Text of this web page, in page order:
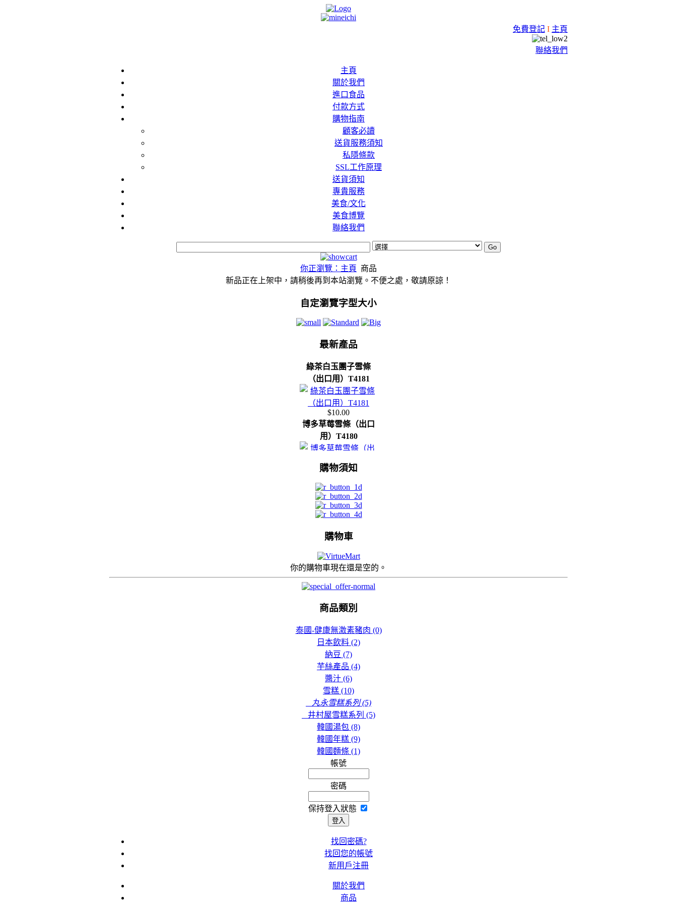
免費登記 I 主頁
聯絡我們
主頁
關於我們
進口食品
付款方式
購物指南
顧客必讀
送貨服務須知
私隱條款
SSL工作原理
送貨須知
專貴服務
美食/文化
美食博覽
聯絡我們
你正瀏覽：主頁
商品
新品正在上架中，請稍後再到本站瀏覽。不便之處，敬請原諒！
自定瀏覽字型大小
最新產品
綠茶白玉團子雪條
（出口用）T4181
$10.00
博多草莓雪條（出口
用）T4180
$10.00
白熊雜果紅豆雪條
（出口用） T4179
井村屋 宇治綠茶紅豆
夾心餅 T3584
$20.00
呢拿夾心餅 T3583
$20.00
香辣魚子湯 (400g)
KCF042
$31.00
香辣明太鱈魚湯
(400g) KCF041
$31.00
韓國醬油牛肉
KCF017
蜆肉大醬湯 (350g)
KCF008
$21.00
香辣鱈魚湯 (400g)
KCF004
$31.00
購物須知
購物車
你的購物車現在還是空的。
商品類別
泰國-健康無激素豬肉 (0)
日本飲料 (2)
納豆 (7)
芋絲產品 (4)
醬汁 (6)
雪糕 (10)
丸永雪糕系列 (5)
井村屋雪糕系列 (5)
韓國湯包 (8)
韓國年糕 (9)
韓國麵條 (1)
帳號
密碼
保持登入狀態
找回密碼?
找回您的帳號
新用戶注冊
關於我們
商品